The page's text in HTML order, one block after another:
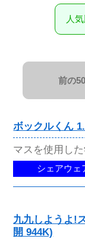
人
前の
ボックルくん
マスを使用し
シェアウェ
九九しようよ!
開 944K)